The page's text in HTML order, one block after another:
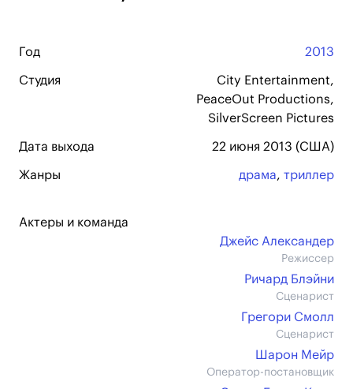
Год 2013
Студия
City Entertainment,
PeaceOut Productions,
SilverScreen Pictures
Дата выхода 22 июня 2013 (США)
Жанры драма, триллер
Актеры и команда
Джейс Александер
Режиссер
Ричард Блэйни
Сценарист
Грегори Смолл
Сценарист
Шарон Мейр
Оператор-постановщик